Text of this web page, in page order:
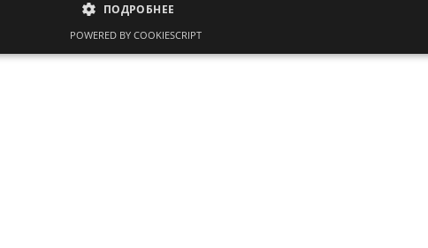
ПОДРОБНЕЕ
POWERED BY COOKIESCRIPT